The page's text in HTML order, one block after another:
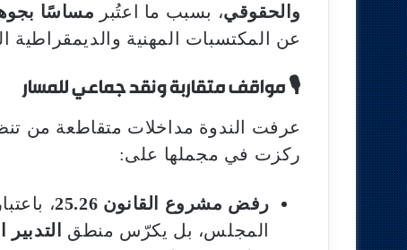
والحقوقي، بسبب ما اعتُبر مساسًا
عن المكتسبات المهنية والديمقراطية
🎙️ مواقف متقاربة ونقد جماعي للمسار
عرفت الندوة مداخلات متقاطعة من
ركزت في مجملها على:
رفض مشروع القانون 25.26
،
المجلس، بل يكرّس منطق